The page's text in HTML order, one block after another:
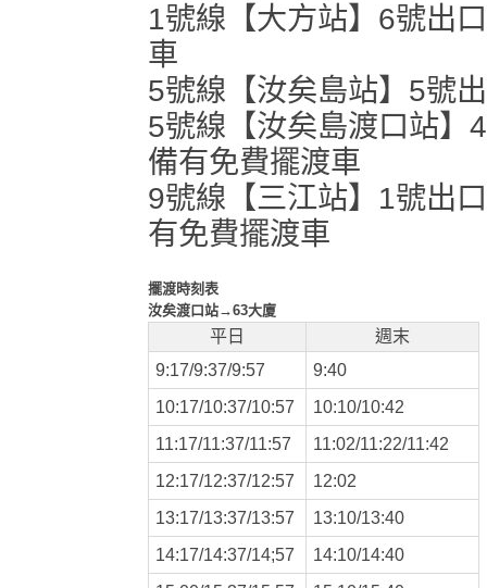
1號線【大方站】6號出
車
5號線【汝矣島站】5號
5號線【汝矣島渡口站】
備有免費擺渡車
9號線【三江站】1號出
有免費擺渡車
擺渡時刻表
汝矣渡口站→63大廈
平日
週末
9:17/9:37/9:57
9:40
10:17/10:37/10:57
10:10/10:42
11:17/11:37/11:57
11:02/11:22/11:42
12:17/12:37/12:57
12:02
13:17/13:37/13:57
13:10/13:40
14:17/14:37/14;57
14:10/14:40